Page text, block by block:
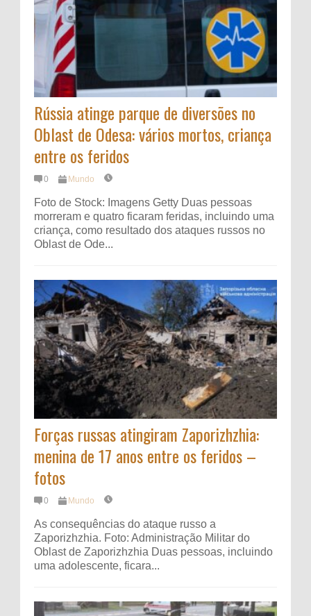
Rússia atinge parque de diversões no
Oblast de Odesa: vários mortos, criança
entre os feridos
0 Mundo
Foto de Stock: Imagens Getty Duas pessoas
morreram e quatro ficaram feridas, incluindo uma
criança, como resultado dos ataques russos no
Oblast de Ode...
Forças russas atingiram Zaporizhzhia:
menina de 17 anos entre os feridos –
fotos
0 Mundo
As consequências do ataque russo a
Zaporizhzhia. Foto: Administração Militar do
Oblast de Zaporizhzhia Duas pessoas, incluindo
uma adolescente, ficara...